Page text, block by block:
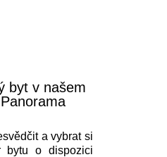
byt v našem
a vybrat si
bytu o dispozici